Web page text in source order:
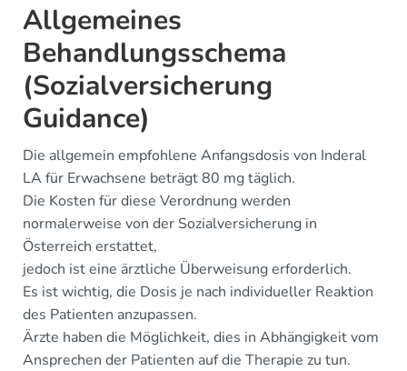
Allgemeines
Behandlungsschema
(Sozialversicherung
Guidance)
Die allgemein empfohlene Anfangsdosis von Inderal
LA für Erwachsene beträgt 80 mg täglich.
Die Kosten für diese Verordnung werden
normalerweise von der Sozialversicherung in
Österreich erstattet,
jedoch ist eine ärztliche Überweisung erforderlich.
Es ist wichtig, die Dosis je nach individueller Reaktion
des Patienten anzupassen.
Ärzte haben die Möglichkeit, dies in Abhängigkeit vom
Ansprechen der Patienten auf die Therapie zu tun.